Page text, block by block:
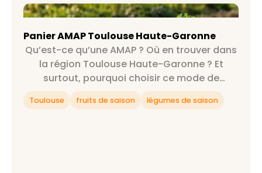
Panier AMAP Toulouse Haute-Garonne
Panier AMAP Toulouse Haute-Garonne
Qu’est-ce qu’une AMAP ? Où en trouver dans
la région Toulouse Haute-Garonne ? Et
surtout, pourquoi choisir ce mode de
consommation ? On répond à toutes tes
questions et plus encore 😉
Toulouse fruits de saison légumes de saison